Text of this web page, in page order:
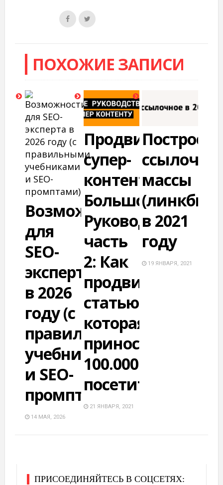
ПОХОЖИЕ ЗАПИСИ
Возможности
для
SEO-
эксперта
в 2026
году (с
правильными
учебниками
и SEO-
промптами)
14 МАЯ, 2026
Продвижение
супер-
контента.
Большое
Руководство,
часть
2: Как
продвинуть
статью,
которая
приносит
100.000
посетителей
21 ЯНВАРЯ, 2021
массы
в 2021
году
19 ЯНВАРЯ, 2021
ПРИСОЕДИНЯЙТЕСЬ В СОЦСЕТЯХ: